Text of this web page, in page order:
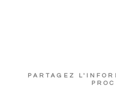
PARTAGEZ